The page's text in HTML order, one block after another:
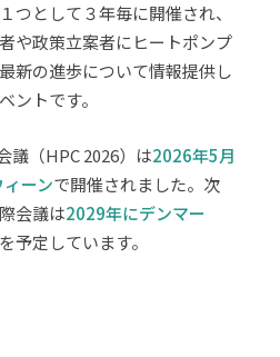
つとして３年毎に開催され、
や政策立案者にヒートポンプ
新の進歩について情報提供し
ントです。
議（HPC 2026）は2026年5月
ーンで開催されました。次
会議は2029年にデンマー
予定しています。